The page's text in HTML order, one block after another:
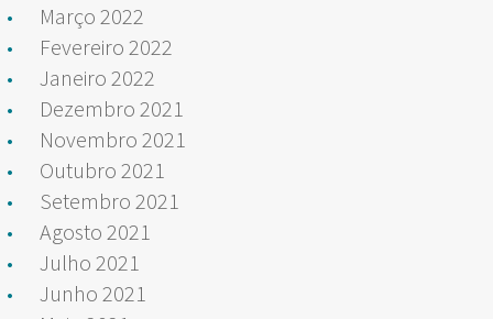
Março 2022
Fevereiro 2022
Janeiro 2022
Dezembro 2021
Novembro 2021
Outubro 2021
Setembro 2021
Agosto 2021
Julho 2021
Junho 2021